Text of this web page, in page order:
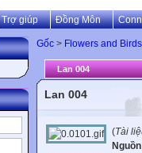
Trợ giúp Đồng Môn
Gốc > Flowers and Birds
Lan 004
Lan 004
(Tài